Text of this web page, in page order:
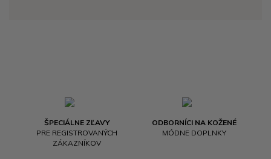
ŠPECIÁLNE ZĽAVY
PRE REGISTROVANÝCH
ZÁKAZNÍKOV
ODBORNÍCI NA KOŽENÉ
MÓDNE DOPLNKY